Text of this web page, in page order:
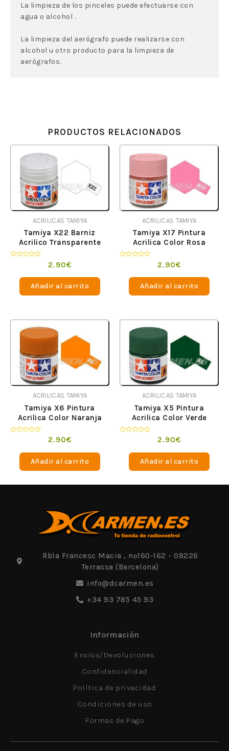
La limpieza de los pinceles puede efectuarse con
agua o alcohol .
La limpieza del aerógrafo puede realizarse con
alcohol u otro producto para la limpieza de
aerógrafos.
PRODUCTOS RELACIONADOS
ACRILICAS TAMIYA
Tamiya X22 Barniz
Acrilico Transparente
2.90€
Añadir al carrito
ACRILICAS TAMIYA
Tamiya X17 Pintura
Acrilica Color Rosa
2.90€
Añadir al carrito
ACRILICAS TAMIYA
Tamiya X6 Pintura
Acrilica Color Naranja
2.90€
Añadir al carrito
ACRILICAS TAMIYA
Tamiya X5 Pintura
Acrilica Color Verde
2.90€
Añadir al carrito
Rbla Francesc Macia , nº160-162 - 08226
Terrassa (Barcelona)
info@dcarmen.es
+34 93 785 45 93
Información
Envíos/Devoluciones
Confidencialidad
Política de privacidad
Condiciones de uso
Formas de Pago